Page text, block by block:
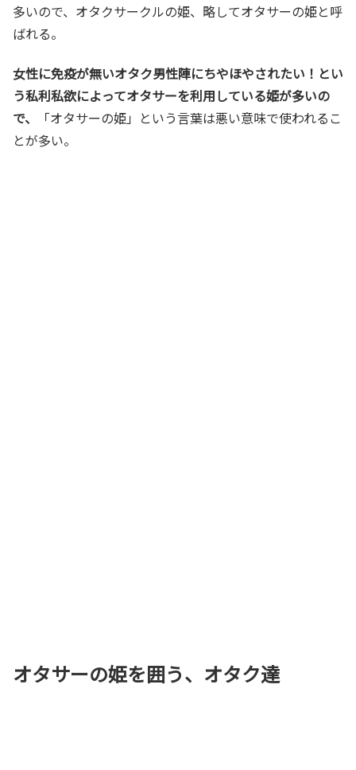
多いので、オタクサークルの姫、略してオタサーの姫と呼
ばれる。
女性に免疫が無いオタク男性陣にちやほやされたい！とい
う私利私欲によってオタサーを利用している姫が多いの
で、
「オタサーの姫」という言葉は悪い意味で使われるこ
とが多い。
オタサーの姫を囲う、オタク達